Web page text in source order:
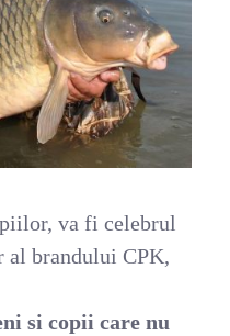
va fi celebrul
al brandului CPK,
si copii care nu